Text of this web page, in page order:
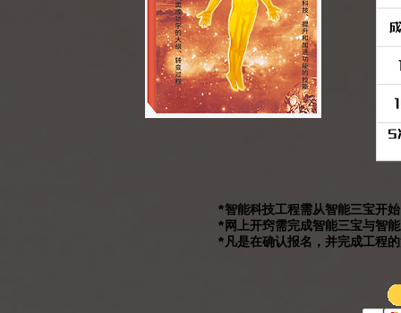
*智能科技工程需从智能三宝开始
​*网上开窍需完成智能三宝与智
*凡是在确认报名，并完成工程